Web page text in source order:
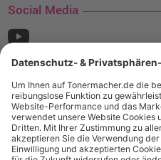
Social Media
¹ Nur gültig für den Versand innerhalb
von mindestens 35€ (inkl. Mwst.) an
Versand für Sie kostenfrei.